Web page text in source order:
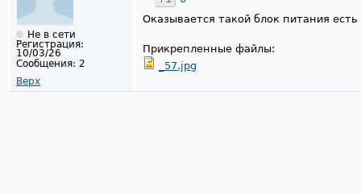
Не в сети
Регистрация:
10/03/26
Сообщения: 2
Верх
Оказывается такой блок питания есть
Прикрепленные файлы:
_57.jpg